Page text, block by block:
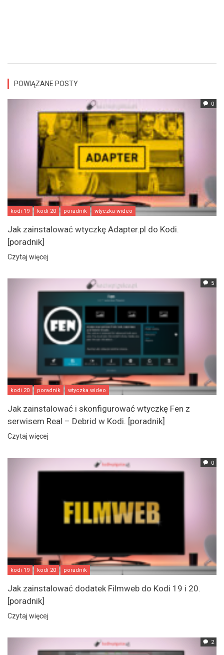
POWIĄZANE POSTY
0
kodi 19 kodi 20 poradnik wtyczka wideo
Jak zainstalować wtyczkę Adapter.pl do Kodi.
[poradnik]
Czytaj więcej
5
kodi 20 poradnik wtyczka wideo
Jak zainstalować i skonfigurować wtyczkę Fen z
serwisem Real – Debrid w Kodi. [poradnik]
Czytaj więcej
0
kodi 19 kodi 20 poradnik
Jak zainstalować dodatek Filmweb do Kodi 19 i 20.
[poradnik]
Czytaj więcej
2